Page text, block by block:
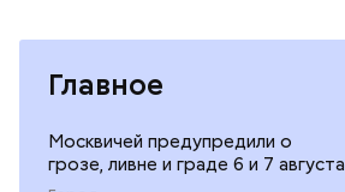
Главное
Москвичей предупредили о
грозе, ливне и граде 6 и 7 августа